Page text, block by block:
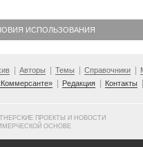
ИСПОЛЬЗОВАНИЯ
Авторы Темы Справочники
Редакция Контакты
ПРОЕКТЫ И НОВОСТИ
ОСНОВЕ